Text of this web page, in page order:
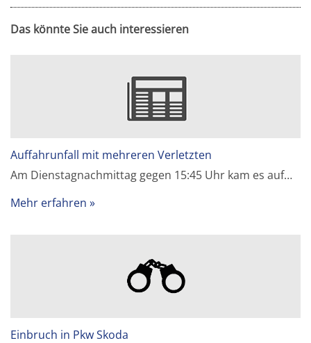
Das könnte Sie auch interessieren
Auffahrunfall mit mehreren Verletzten
Am Dienstagnachmittag gegen 15:45 Uhr kam es auf…
Mehr erfahren
Einbruch in Pkw Skoda